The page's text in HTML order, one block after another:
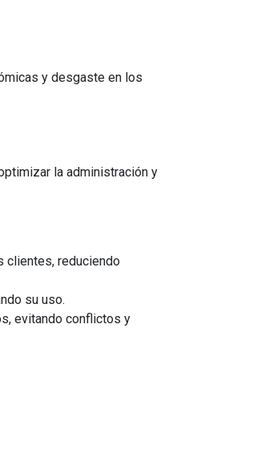
y desgaste en los
la administración y
clientes, reduciendo
su uso.
evitando conflictos y